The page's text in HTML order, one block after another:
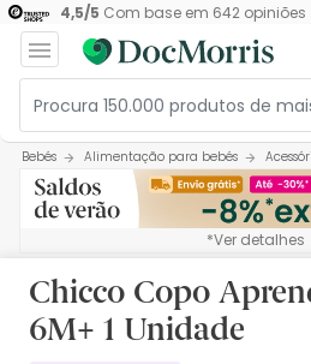
4,5/5 Com base em 642opiniões
Bebés Alimentação para bebés
*Ver detalhes
Chicco Copo
6M+ 1 Unidade